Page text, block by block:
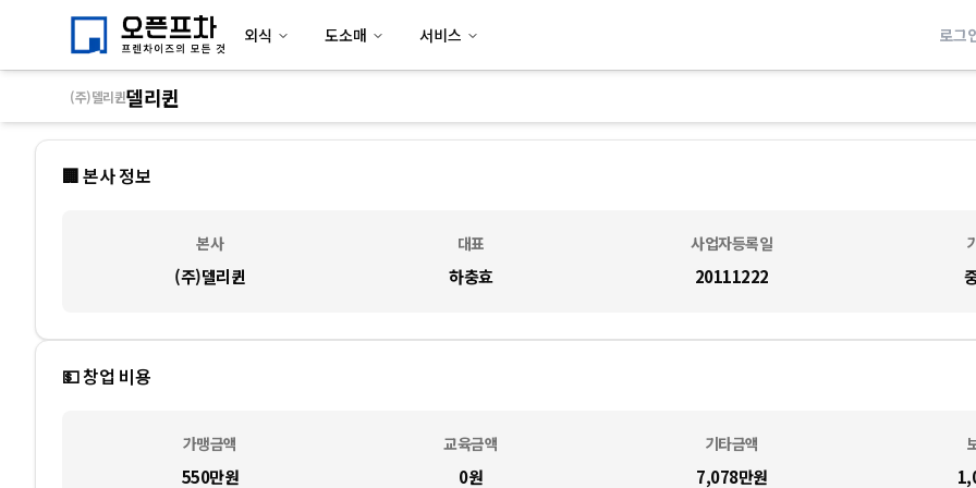
🏢 본사 정보
본사 대표 사업자등록일
(주)델리퀸 하충효 20111222
(주)델리퀸델리퀸
💵 창업 비용
가맹금액 교육금액 기타금액
550만원 0원 7,078만원
외식 도소매 서비스 로그